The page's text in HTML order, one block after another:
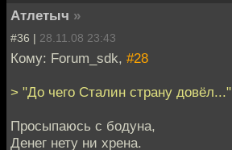
Атлетыч »
#36 | 28.11.08 23:43
Кому: Forum_sdk, #28
> "До чего Сталин страну довёл..."
Просыпаюсь с бодуна,
Денег нету ни хрена.